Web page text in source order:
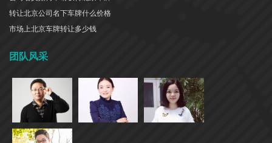
转让北京公司名下车牌什么价格
市场上北京车牌转让多少钱
团队风采